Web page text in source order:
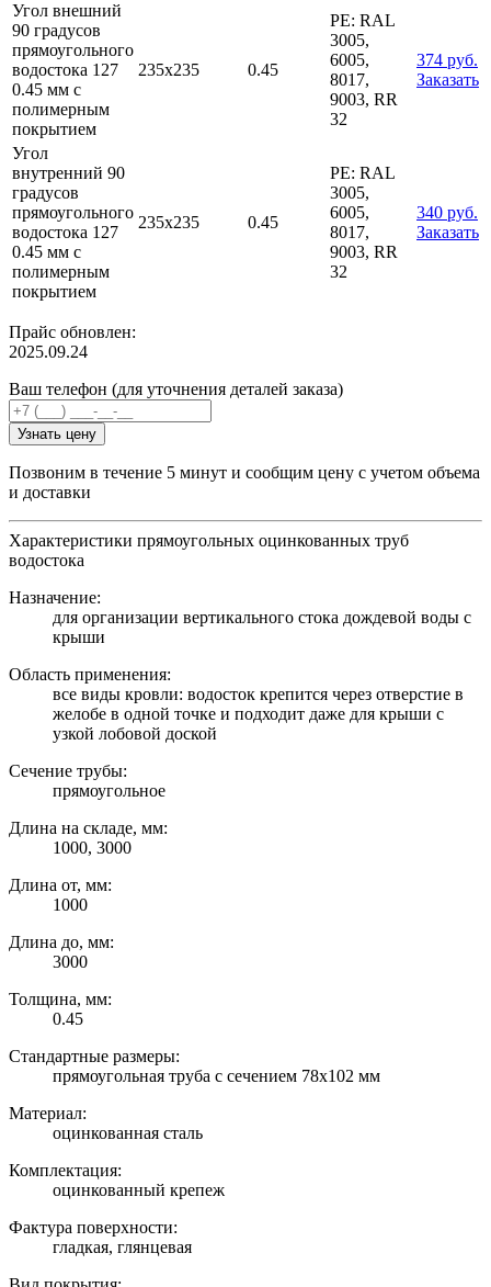
Угол внешний
90 градусов
прямоугольного
водостока 127
0.45 мм с
полимерным
покрытием
235х235 0.45
PE: RAL
3005,
6005,
8017,
9003, RR
32
374 руб.
Заказать
Угол
внутренний 90
градусов
прямоугольного
водостока 127
0.45 мм с
полимерным
покрытием
235х235 0.45
PE: RAL
3005,
6005,
8017,
9003, RR
32
340 руб.
Заказать
Прайс обновлен:
2025.09.24
Ваш телефон (для уточнения деталей заказа)
Узнать цену
Позвоним в течение 5 минут и сообщим цену с учетом объема
и доставки
Характеристики прямоугольных оцинкованных труб
водостока
Назначение:
для организации вертикального стока дождевой воды с
крыши
Область применения:
все виды кровли: водосток крепится через отверстие в
желобе в одной точке и подходит даже для крыши с
узкой лобовой доской
Сечение трубы:
прямоугольное
Длина на складе, мм:
1000, 3000
Длина от, мм:
1000
Длина до, мм:
3000
Толщина, мм:
0.45
Стандартные размеры:
прямоугольная труба с сечением 78х102 мм
Материал:
оцинкованная сталь
Комплектация:
оцинкованный крепеж
Фактура поверхности:
гладкая, глянцевая